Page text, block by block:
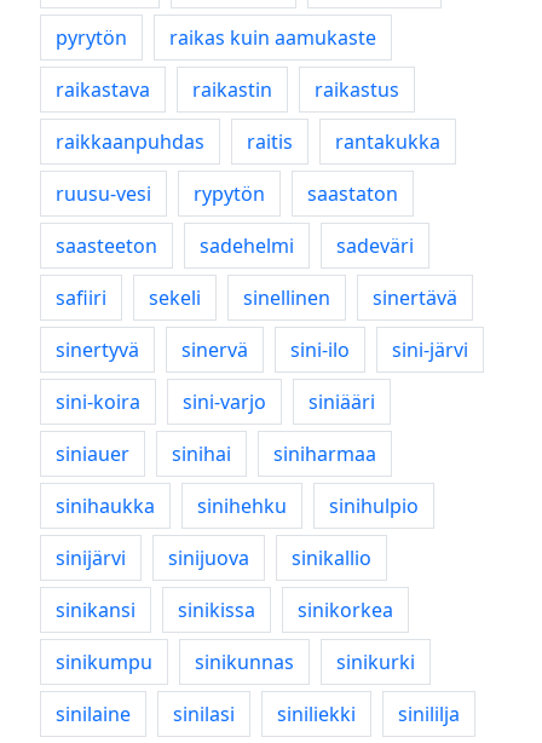
pyrytön
raikas kuin aamukaste
raikastava
raikastin
raikastus
raikkaanpuhdas
raitis
rantakukka
ruusu-vesi
rypytön
saastaton
saasteeton
sadehelmi
sadeväri
safiiri
sekeli sinellinen
sinertävä
sinertyvä
sinervä sini-ilo
sini-järvi
sini-koira
sini-varjo
siniääri
siniauer
sinihai
siniharmaa
sinihaukka
sinihehku
sinihulpio
sinijärvi
sinijuova
sinikallio
sinikansi
sinikissa
sinikorkea
sinikumpu
sinikunnas
sinikurki
sinilaine
sinilasi siniliekki
sinililja